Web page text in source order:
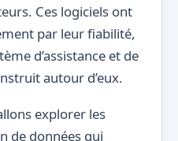
Ces logiciels ont
par leur fiabilité,
d’assistance et de
autour d’eux.
explorer les
de données qui